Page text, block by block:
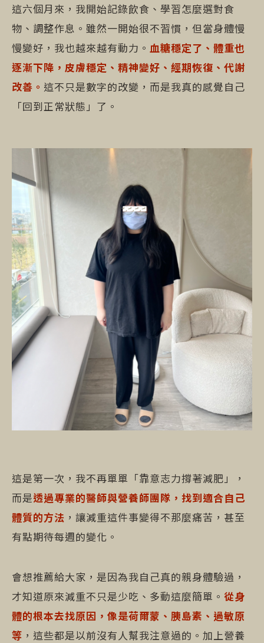
這六個月來，我開始記錄飲食、學習怎麼選對食
物、調整作息。雖然一開始很不習慣，但當身體慢
慢變好，我也越來越有動力。 血糖穩定了、體重也
逐漸下降，皮膚穩定、精神變好、經期恢復、代謝
改善。 這不只是數字的改變，而是我真的感覺自己
「回到正常狀態」了。
這是第一次，我不再單單「靠意志力撐著減肥」，
而是透過專業的醫師與營養師團隊，找到適合自己
體質的方法 ，讓減重這件事變得不那麼痛苦，甚至
有點期待每週的變化。
會想推薦給大家，是因為我自己真的親身體驗過，
才知道原來減重不只是少吃、多動這麼簡單。 從身
體的根本去找原因，像是荷爾蒙、胰島素、過敏原
等 ，這些都是以前沒有人幫我注意過的。加上營養